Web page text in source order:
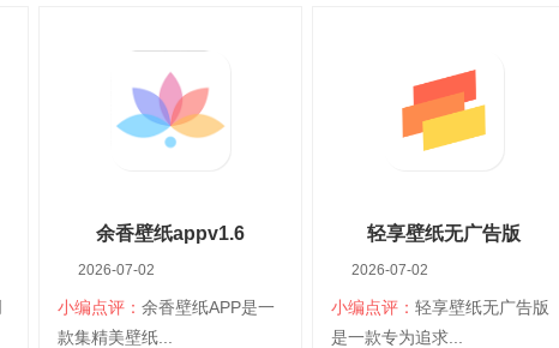
余香壁纸appv1.6
2026-07-02
小编点评： 余香壁纸APP是一
款集精美壁纸...
轻享壁纸无广告版
v1.6.0.101
2026-07-02
小编点评： 轻享壁纸无广告版
是一款专为追求...